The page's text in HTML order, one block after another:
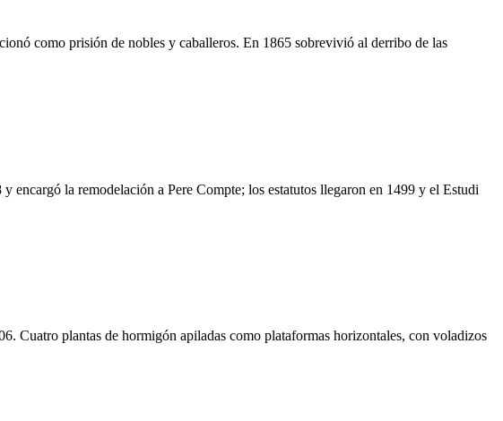
como prisión de nobles y caballeros. En 1865 sobrevivió al derribo de las
la remodelación a Pere Compte; los estatutos llegaron en 1499 y el Estudi
plantas de hormigón apiladas como plataformas horizontales, con voladizos